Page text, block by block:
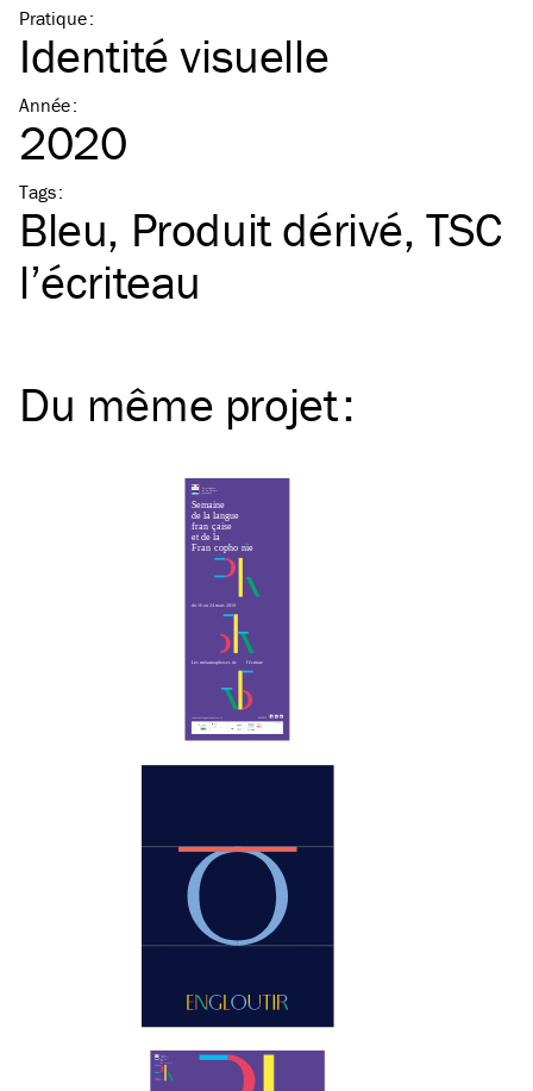
Pratique:
Identité visuelle
Année:
2020
Tags:
Bleu Produit dérivé TSC
l’écriteau
Du même projet: